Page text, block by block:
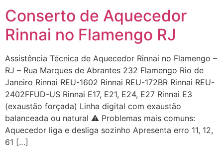
Conserto de Aquecedor
Rinnai no Flamengo RJ
Assistência Técnica de Aquecedor Rinnai no Flamengo –
RJ – Rua Marques de Abrantes 232 Flamengo Rio de
Janeiro Rinnai REU-1602 Rinnai REU-172BR Rinnai REU-
2402FFUD-US Rinnai E17, E21, E24, E27 Rinnai E3
(exaustão forçada) Linha digital com exaustão
balanceada ou natural ⚠️ Problemas mais comuns:
Aquecedor liga e desliga sozinho Apresenta erro 11, 12,
61 […]